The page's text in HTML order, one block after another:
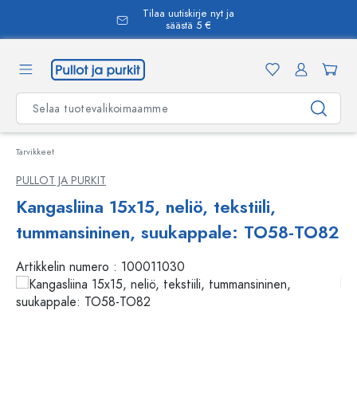
Tilaa uutiskirje nyt ja
säästä 5 €
Tarvikkeet
PULLOT JA PURKIT
Kangasliina 15x15, neliö, tekstiili,
tummansininen, suukappale: TO58-TO82
Artikkelin numero : 100011030